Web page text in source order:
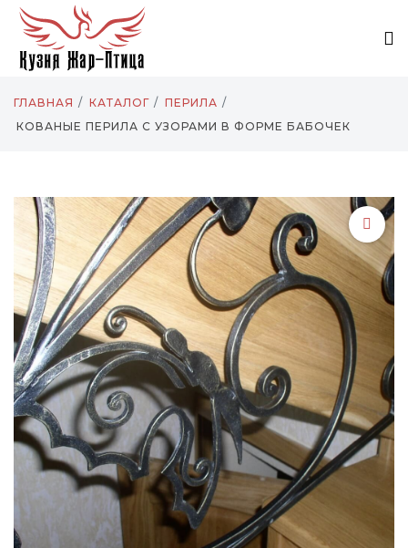
ГЛАВНАЯ КАТАЛОГ
ПЕРИЛА
КОВАНЫЕ ПЕРИЛА С УЗОРАМИ В ФОРМЕ БАБОЧЕК